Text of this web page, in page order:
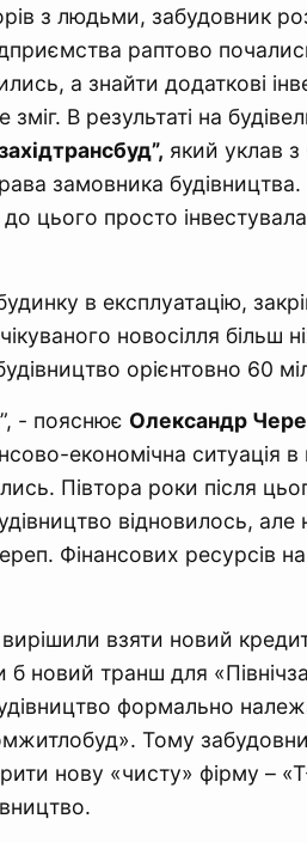
з людьми, забудовник
раптово
а знайти додаткові
зміг. В результаті на
який уклав
замовника
цього просто
в експлуатацію,
новосілля більш
орієнтовно 60
- пояснює Олександр
економічна ситуація в
Півтора роки після
відновилось,
Фінансових ресурсів
взяти новий
б новий транш для
формально
Тому
нову «чисту» фірму –